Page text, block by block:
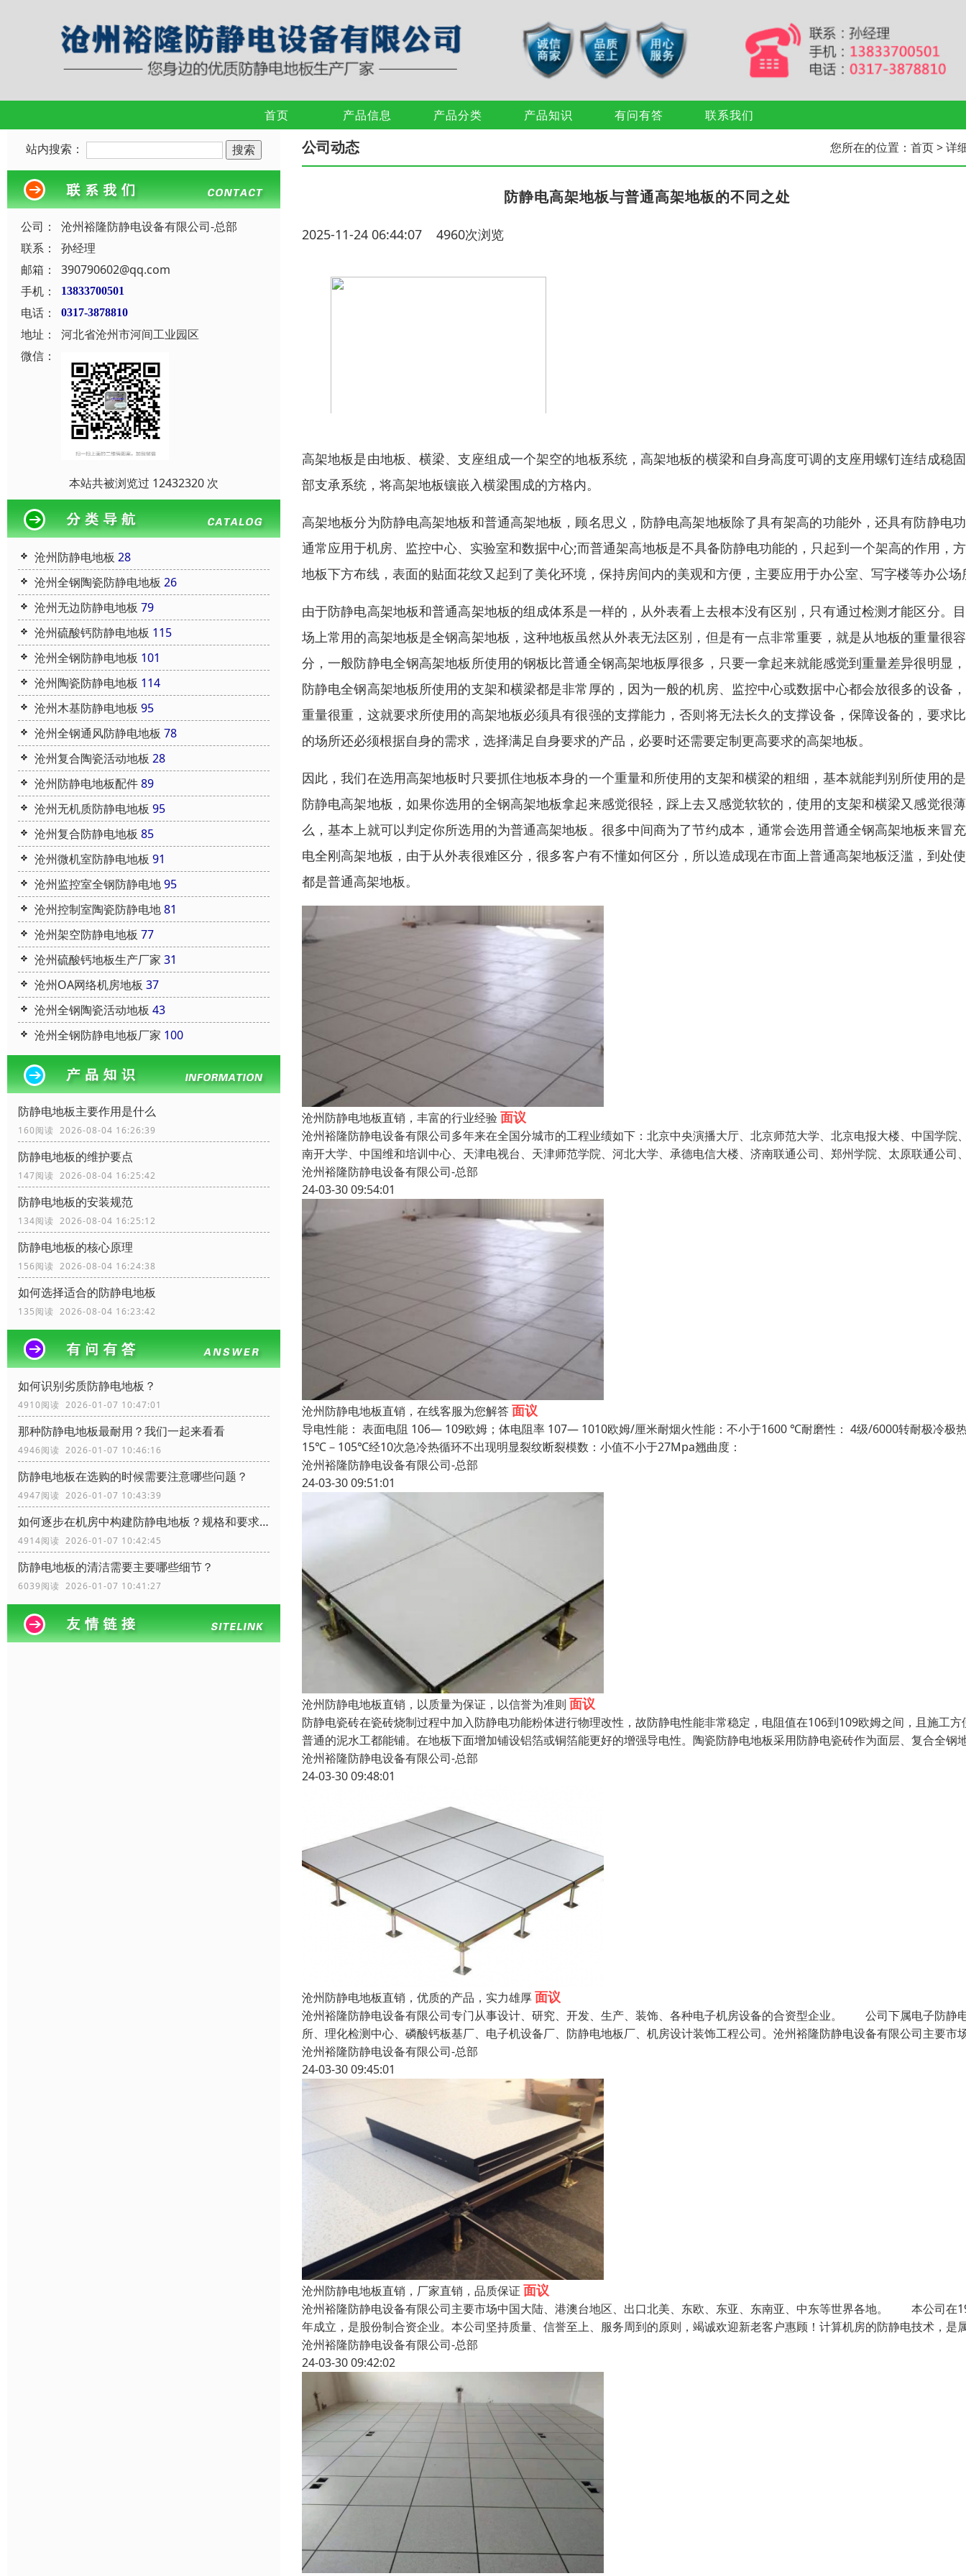
首页 产品信息 产品分类 产品知识 有问有答 联系我们
站内搜索：
公司：
沧州裕隆防静电设备有限公司-总部
联系：
孙经理
邮箱：
390790602@qq.com
手机：
13833700501
电话： 0317-3878810
地址：
河北省沧州市河间工业园区
微信：
本站共被浏览过 12432320 次
沧州防静电地板 28
沧州全钢陶瓷防静电地板 26
沧州无边防静电地板 79
沧州硫酸钙防静电地板 115
沧州全钢防静电地板 101
沧州陶瓷防静电地板 114
沧州木基防静电地板 95
沧州全钢通风防静电地板 78
沧州复合陶瓷活动地板 28
沧州防静电地板配件89
沧州无机质防静电地板 95
沧州复合防静电地板 85
沧州微机室防静电地板 91
沧州监控室全钢防静电地95
沧州控制室陶瓷防静电地81
沧州架空防静电地板 77
沧州硫酸钙地板生产厂家 31
沧州OA网络机房地板 37
沧州全钢陶瓷活动地板 43
沧州全钢防静电地板厂家 100
防静电地板主要作用是什么
160阅读 2026-08-04 16:26:39
防静电地板的维护要点
147阅读 2026-08-04 16:25:42
防静电地板的安装规范
134阅读 2026-08-04 16:25:12
防静电地板的核心原理
156阅读 2026-08-04 16:24:38
如何选择适合的防静电地板
135阅读 2026-08-04 16:23:42
如何识别劣质防静电地板？
4910阅读 2026-01-07 10:47:01
那种防静电地板最耐用？我们一起来看看
4946阅读 2026-01-07 10:46:16
防静电地板在选购的时候需要注意哪些问题？
4947阅读 2026-01-07 10:43:39
如何逐步在机房中构建防静电地板？规格和要求？
4914阅读 2026-01-07 10:42:45
防静电地板的清洁需要主要哪些细节？
6039阅读 2026-01-07 10:41:27
公司动态 您所在的位置： 首页> 详
防静电高架地板与普通高架地板的不同之处
2025-11-24 06:44:07 4960次浏览
高架地板是由地板、横梁、支座组成一个架空的地板系统，高架地板的横梁和自身高度可调的支座用螺钉连结成稳
部支承系统，将高架地板镶嵌入横梁围成的方格内。
高架地板分为防静电高架地板和普通高架地板，顾名思义，防静电高架地板除了具有架高的功能外，还具有防静电
通常应用于机房、监控中心、实验室和数据中心;而普通架高地板是不具备防静电功能的，只起到一个架高的作用，
地板下方布线，表面的贴面花纹又起到了美化环境，保持房间内的美观和方便，主要应用于办公室、写字楼等办公场
由于防静电高架地板和普通高架地板的组成体系是一样的，从外表看上去根本没有区别，只有通过检测才能区分。
场上常用的高架地板是全钢高架地板，这种地板虽然从外表无法区别，但是有一点非常重要，就是从地板的重量很
分，一般防静电全钢高架地板所使用的钢板比普通全钢高架地板厚很多，只要一拿起来就能感觉到重量差异很明显
防静电全钢高架地板所使用的支架和横梁都是非常厚的，因为一般的机房、监控中心或数据中心都会放很多的设备
重量很重，这就要求所使用的高架地板必须具有很强的支撑能力，否则将无法长久的支撑设备，保障设备的，要求
的场所还必须根据自身的需求，选择满足自身要求的产品，必要时还需要定制更高要求的高架地板。
因此，我们在选用高架地板时只要抓住地板本身的一个重量和所使用的支架和横梁的粗细，基本就能判别所使用的
防静电高架地板，如果你选用的全钢高架地板拿起来感觉很轻，踩上去又感觉软软的，使用的支架和横梁又感觉很
么，基本上就可以判定你所选用的为普通高架地板。很多中间商为了节约成本，通常会选用普通全钢高架地板来冒
电全刚高架地板，由于从外表很难区分，很多客户有不懂如何区分，所以造成现在市面上普通高架地板泛滥，到处
都是普通高架地板。
沧州防静电地板直销，丰富的行业经验 面议
沧州裕隆防静电设备有限公司多年来在全国分城市的工程业绩如下：北京中央演播大厅、北京师范大学、北京电报大楼、中国学院
南开大学、中国维和培训中心、天津电视台、天津师范学院、河北大学、承德电信大楼、济南联通公司、郑州学院、太原联通公司
沧州裕隆防静电设备有限公司-总部
24-03-30 09:54:01
沧州防静电地板直销，在线客服为您解答面议
导电性能： 表面电阻 106— 109欧姆；体电阻率 107— 1010欧姆/厘米耐烟火性能：不小于1600 ℃耐磨性： 4级/6000转耐极冷极
15℃－105℃经10次急冷热循环不出现明显裂纹断裂模数：小值不小于27Mpa翘曲度：
沧州裕隆防静电设备有限公司-总部
24-03-30 09:51:01
沧州防静电地板直销，以质量为保证，以信誉为准则 面议
防静电瓷砖在瓷砖烧制过程中加入防静电功能粉体进行物理改性，故防静电性能非常稳定，电阻值在106到109欧姆之间，且施工方
普通的泥水工都能铺。在地板下面增加铺设铝箔或铜箔能更好的增强导电性。陶瓷防静电地板采用防静电瓷砖作为面层、复合全钢
沧州裕隆防静电设备有限公司-总部
24-03-30 09:48:01
沧州防静电地板直销，优质的产品，实力雄厚面议
沧州裕隆防静电设备有限公司专门从事设计、研究、开发、生产、装饰、各种电子机房设备的合资型企业。 公司下属电子防静
所、理化检测中心、磷酸钙板基厂、电子机设备厂、防静电地板厂、机房设计装饰工程公司。沧州裕隆防静电设备有限公司主要市
沧州裕隆防静电设备有限公司-总部
24-03-30 09:45:01
沧州防静电地板直销，厂家直销，品质保证 面议
沧州裕隆防静电设备有限公司主要市场中国大陆、港澳台地区、出口北美、东欧、东亚、东南亚、中东等世界各地。 本公司在
年成立，是股份制合资企业。本公司坚持质量、信誉至上、服务周到的原则，竭诚欢迎新老客户惠顾！计算机房的防静电技术，是
沧州裕隆防静电设备有限公司-总部
24-03-30 09:42:02